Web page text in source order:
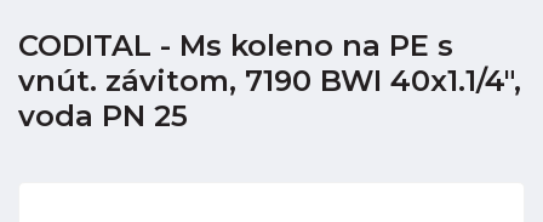
CODITAL - Ms koleno na PE s
vnút. závitom, 7190 BWI 40x1.1/4",
voda PN 25